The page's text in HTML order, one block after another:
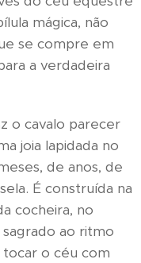
mágica, não
se compre em
a verdadeira
o cavalo parecer
joia lapidada no
de anos, de
É construída na
cocheira, no
ao ritmo
o céu com